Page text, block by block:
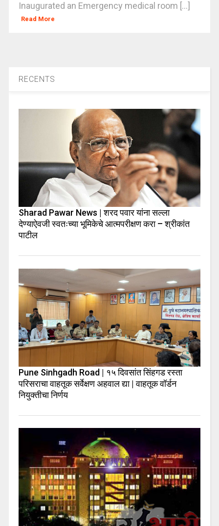
Inaugurated an Emergency medical room [...]
Read More
RECENTS
Sharad Pawar News | शरद पवार यांना सल्ला
देण्याऐवजी स्वतःच्या भूमिकेचे आत्मपरीक्षण करा – श्रीकांत
पाटील
Pune Sinhgadh Road | १५ दिवसांत सिंहगड रस्ता
परिसराचा वाहतूक सर्वेक्षण अहवाल द्या | वाहतूक वॉर्डन
नियुक्तीचा निर्णय